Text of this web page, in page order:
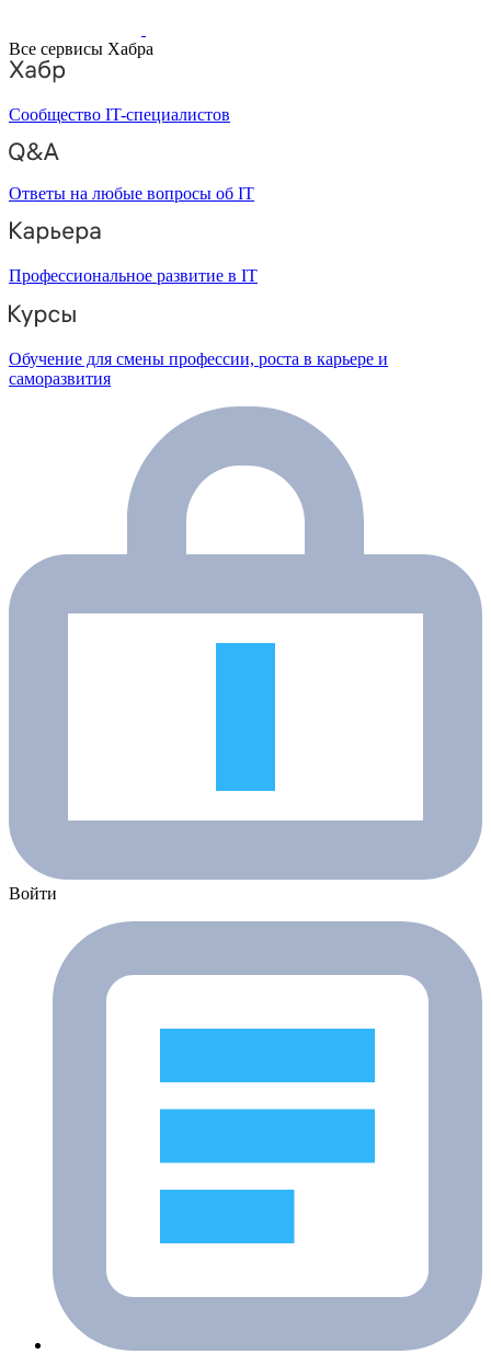
Все сервисы Хабра
Сообщество IT-специалистов
Ответы на любые вопросы об IT
Профессиональное развитие в IT
Обучение для смены профессии, роста в карьере и
саморазвития
Войти